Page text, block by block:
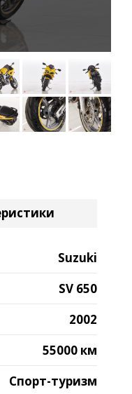
Suzuki
SV 650
2002
55000 км
Спорт-туризм